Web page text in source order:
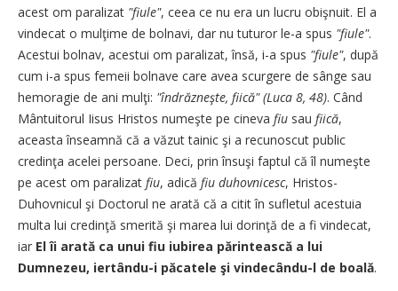
acest om paralizat "fiule", ceea ce nu era un lucru obişnuit. El a
vindecat o mulţime de bolnavi, dar nu tuturor le-a spus "fiule".
Acestui bolnav, acestui om paralizat, însă, i-a spus "fiule", după
cum i-a spus femeii bolnave care avea scurgere de sânge sau
hemoragie de ani mulţi: "îndrăzneşte, fiică" (Luca 8, 48). Când
Mântuitorul Iisus Hristos numeşte pe cineva fiu sau fiică,
aceasta înseamnă că a văzut tainic şi a recunoscut public
credinţa acelei persoane. Deci, prin însuşi faptul că îl numeşte
pe acest om paralizat fiu, adică fiu duhovnicesc, Hristos-
Duhovnicul şi Doctorul ne arată că a citit în sufletul acestuia
multa lui credinţă smerită şi marea lui dorinţă de a fi vindecat,
iar El îi arată ca unui fiu iubirea părintească a lui
Dumnezeu, iertându-i păcatele şi vindecându-l de boală.